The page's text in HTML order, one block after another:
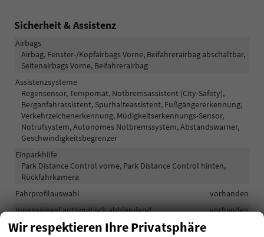
Sicherheit & Assistenz
Airbags
Airbag, Fenster-/Kopfairbags Vorne, Beifahrerairbag abschaltbar,
Seitenairbags Vorne, Beifahrerairbag
Assistenzsysteme
Regensensor, Tempomat, Notbremsassistent (City-Safety),
Berganfahrassistent, Spurhalteassistent, Fußgängererkennung,
Verkehrzeichenerkennung, Müdigkeitserkennungs-Sensor,
Notrufsystem, Autonomes Notbremssystem, Abstandswarner,
Geschwindigkeitsbegrenzer
Einparkhilfe
Park Distance Control vorne, Park Distance Control hinten,
Rückfahrkamera
Fahrprofilauswahl
vorhanden
Innenspiegel automatisch abblendend
vorhanden
Lenkung
Servolenkung
Wir respektieren Ihre Privatsphäre